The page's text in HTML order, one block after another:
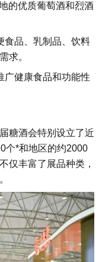
的优质葡萄酒和烈酒
食品、乳制品、饮料
求。
广健康食品和功能性
糖酒会特别设立了近
个*和地区的约2000
仅丰富了展品种类，